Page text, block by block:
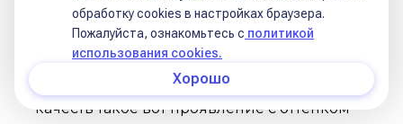
его владении, под его управлением.
✅Представили такую заботу? Вот-
вот...достаточно нетипично для лунных
качеств такое вот проявление с оттенком
обработку сookies в настройках браузера.
Пожалуйста, ознакомьтесь с политикой
использования cookies.
Хорошо